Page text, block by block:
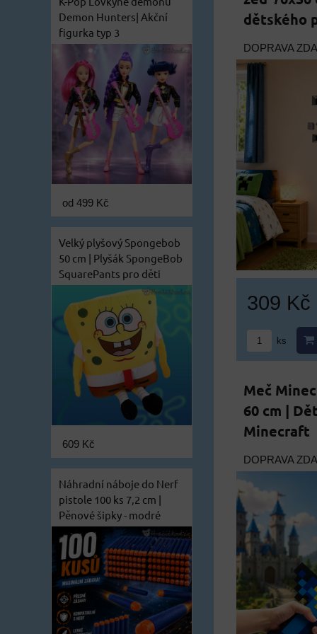
dětského
DOPRAVA
309 Kč
ks
Meč
60 cm |
Minecraft
DOPRAVA
Demon Hunters| Akční
figurka typ 3
od 499 Kč
Velký plyšový Spongebob
50 cm | Plyšák SpongeBob
SquarePants pro děti
609 Kč
Náhradní náboje do Nerf
pistole 100 ks 7,2 cm |
Pěnové šipky - modré